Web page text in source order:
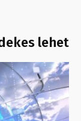
lehet